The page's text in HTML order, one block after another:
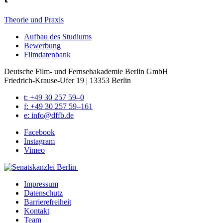
Theorie und Praxis
Auf­bau des Stu­di­ums
Bewer­bung
Film­da­ten­bank
Deutsche Film- und Fernseh­akademie Berlin GmbH
Friedrich-Krause-Ufer 19 | 13353 Berlin
t: +49 30 257 59–0
f: +49 30 257 59–161
e: info@​dffb.​de
Face­book
Insta­gram
Vimeo
Impres­sum
Daten­schutz
Bar­rie­re­frei­heit
Kon­takt
Team